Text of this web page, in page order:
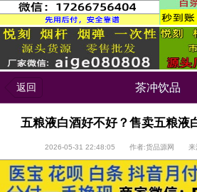
返回 茶冲饮品
五粮液白酒好不好？售卖五粮液
2026-05-31 22:48:05 作者:货品源网 来源